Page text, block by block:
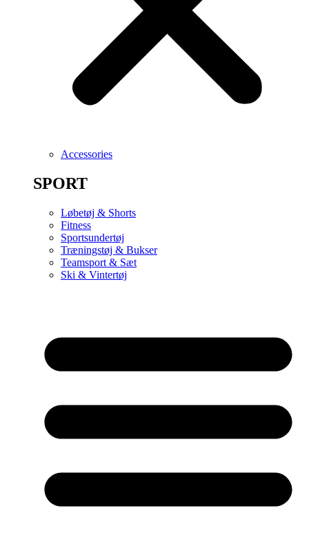
Accessories
SPORT
Løbetøj & Shorts
Fitness
Sportsundertøj
Træningstøj & Bukser
Teamsport & Sæt
Ski & Vintertøj